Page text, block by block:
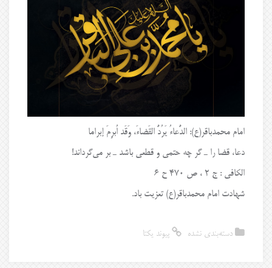
امام محمدباقر(ع): الدُّعاءُ یَرُدُّ القَضاءَ، وَقَد اُبرِمَ إبراما
دعا، قضا را ـ گر چه حتمى و قطعی باشد ـ بر می‌گرداند!
الکافی : ج ۲ ، ص ۴۷۰ ح ۶
شهادت امام محمدباقر(ع) تعزیت باد‌.
دسته‌بندی نشده پیوند یکتا